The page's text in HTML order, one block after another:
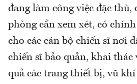
đang làm công việc đặc thù,
phòng cần xem xét, có
cho các cán bộ chiến sĩ nơi
chiến sĩ bảo quản, khai thác
quả các trang thiết bị, vũ